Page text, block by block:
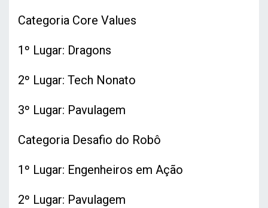
Categoria Core Values
1º Lugar: Dragons
2º Lugar: Tech Nonato
3º Lugar: Pavulagem
Categoria Desafio do Robô
1º Lugar: Engenheiros em Ação
2º Lugar: Pavulagem